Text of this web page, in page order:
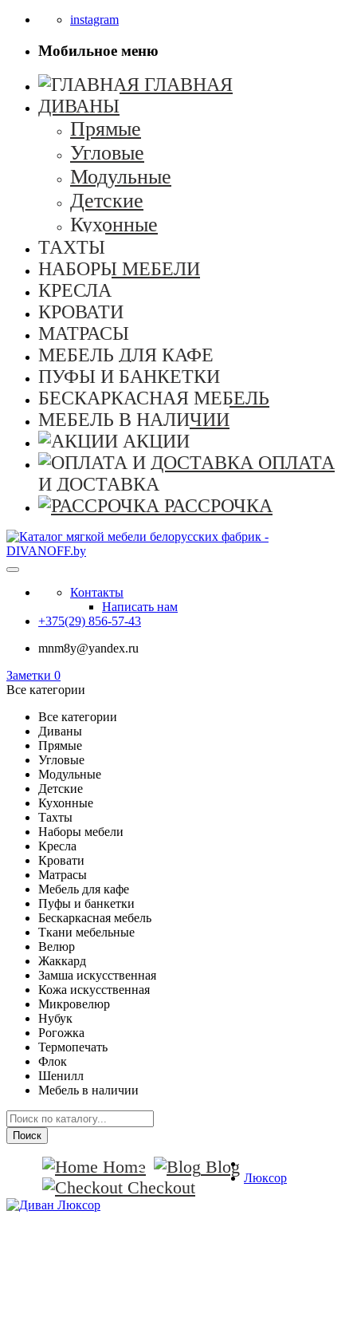
instagram
Мобильное меню
ГЛАВНАЯ
ДИВАНЫ
Прямые
Угловые
Модульные
Детские
Кухонные
ТАХТЫ
НАБОРЫ МЕБЕЛИ
КРЕСЛА
КРОВАТИ
МАТРАСЫ
МЕБЕЛЬ ДЛЯ КАФЕ
ПУФЫ И БАНКЕТКИ
БЕСКАРКАСНАЯ МЕБЕЛЬ
МЕБЕЛЬ В НАЛИЧИИ
АКЦИИ
ОПЛАТА
И ДОСТАВКА
РАССРОЧКА
Контакты
Написать нам
+375(29) 856-57-43
mnm8y@yandex.ru
Заметки 0
Все категории
Все категории
Диваны
Прямые
Угловые
Модульные
Детские
Кухонные
Тахты
Наборы мебели
Кресла
Кровати
Матрасы
Мебель для кафе
Пуфы и банкетки
Бескаркасная мебель
Ткани мебельные
Велюр
Жаккард
Замша искусственная
Кожа искусственная
Микровелюр
Нубук
Рогожка
Термопечать
Флок
Шенилл
Мебель в наличии
Поиск
Home
Blog
Checkout
Люксор